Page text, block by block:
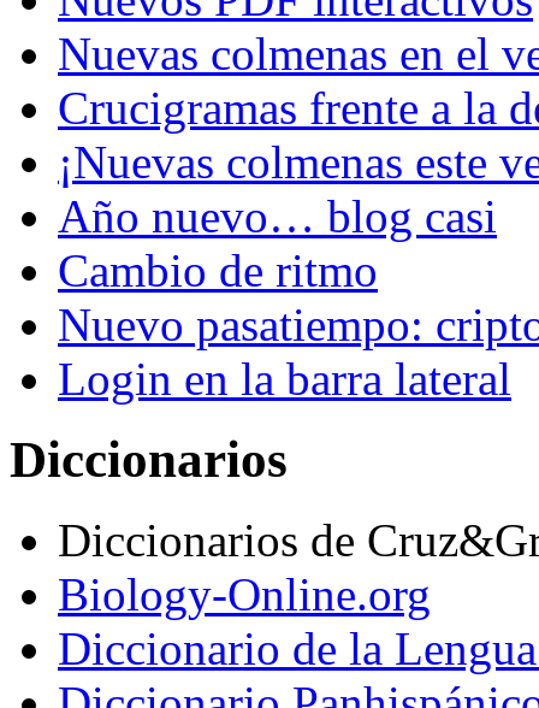
Nuevas colmenas en el
Crucigramas frente a la
¡Nuevas colmenas este
Año nuevo… blog casi
Cambio de ritmo
Nuevo pasatiempo:
Login en la barra lateral
Diccionarios
Diccionarios de
Biology-Online.org
Diccionario de la